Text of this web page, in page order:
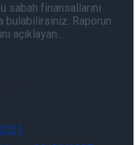
finansallarını
bulabilirsiniz. Raporun
açıklayan...